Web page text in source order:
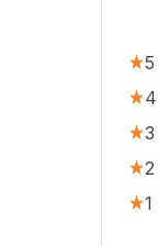
5
4
3
2
1